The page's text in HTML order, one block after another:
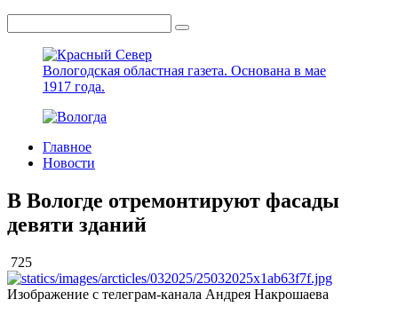
Вологодская областная газета. Основана в мае
1917 года.
Главное
Новости
В Вологде отремонтируют фасады
девяти зданий
725
Изображение с телеграм-канала Андрея Накрошаева